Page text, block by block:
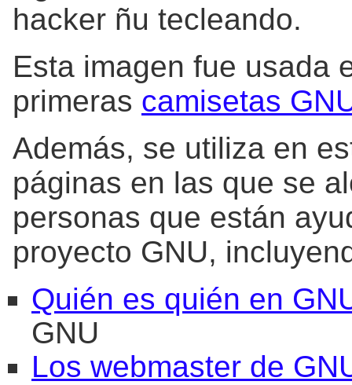
hacker ñu tecleando.
Esta imagen fue usada
primeras camisetas
Además, se utiliza en
páginas en las que se
personas que están
proyecto GNU,
Quién es quién en
GNU
Los webmaster de